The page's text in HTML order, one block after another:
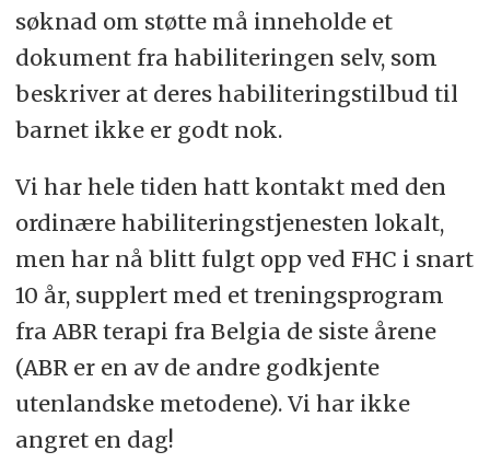
søknad om støtte må inneholde et
dokument fra habiliteringen selv, som
beskriver at deres habiliteringstilbud til
barnet ikke er godt nok.
Vi har hele tiden hatt kontakt med den
ordinære habiliteringstjenesten lokalt,
men har nå blitt fulgt opp ved FHC i snart
10 år, supplert med et treningsprogram
fra ABR terapi fra Belgia de siste årene
(ABR er en av de andre godkjente
utenlandske metodene). Vi har ikke
angret en dag!